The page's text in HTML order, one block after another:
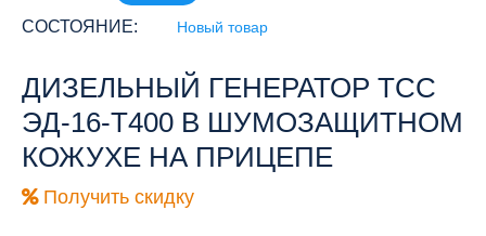
СОСТОЯНИЕ: Новый товар
ДИЗЕЛЬНЫЙ ГЕНЕРАТОР ТСС
ЭД-16-Т400 В ШУМОЗАЩИТНОМ
КОЖУХЕ НА ПРИЦЕПЕ
Получить скидку